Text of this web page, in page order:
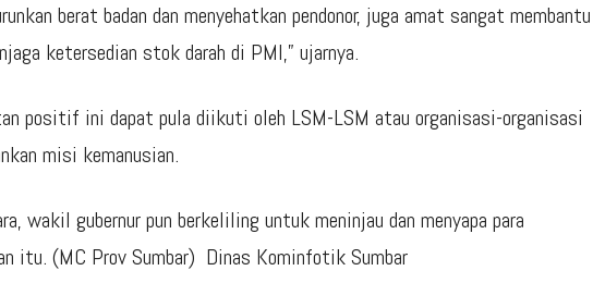
berat badan dan menyehatkan pendonor, juga amat sangat membantu
ketersedian stok darah di PMI,” ujarnya.
positif ini dapat pula diikuti oleh LSM-LSM atau organisasi-organisasi
misi kemanusian.
wakil gubernur pun berkeliling untuk meninjau dan menyapa para
itu. (MC Prov Sumbar) Dinas Kominfotik Sumbar